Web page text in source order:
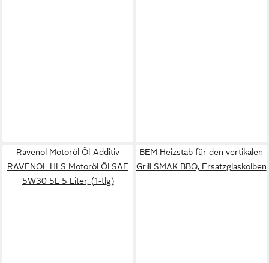
Ravenol Motoröl Öl-Additiv
RAVENOL HLS Motoröl Öl SAE
5W30 5L 5 Liter, (1-tlg)
BEM Heizstab für den vertikalen
Grill SMAK BBQ, Ersatzglaskolben